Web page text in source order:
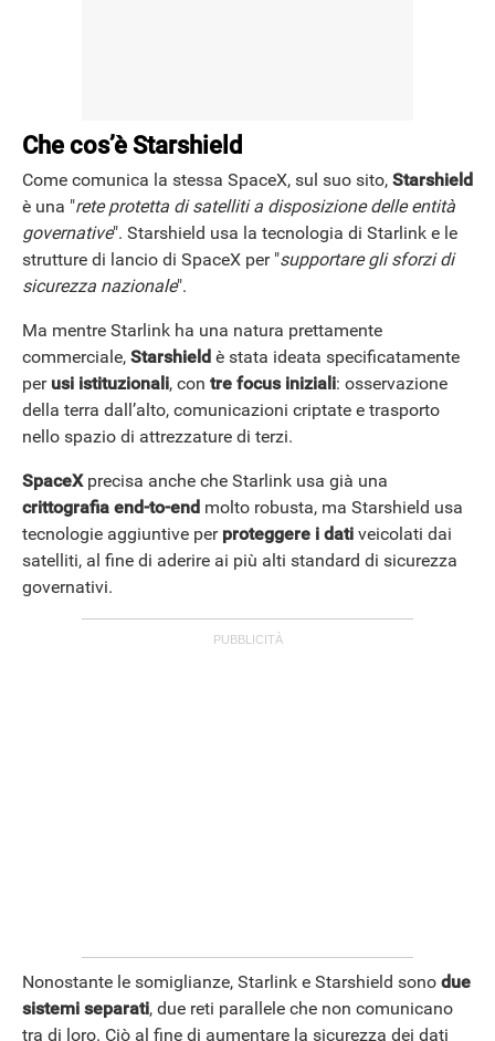
Che cos’è Starshield
Come comunica la stessa SpaceX, sul suo sito, Starshield
è una "rete protetta di satelliti a disposizione delle entità
governative". Starshield usa la tecnologia di Starlink e le
strutture di lancio di SpaceX per "supportare gli sforzi di
sicurezza nazionale".
Ma mentre Starlink ha una natura prettamente
commerciale, Starshield è stata ideata specificatamente
per usi istituzionali, con tre focus iniziali: osservazione
della terra dall’alto, comunicazioni criptate e trasporto
nello spazio di attrezzature di terzi.
SpaceXprecisa anche che Starlink usa già una
crittografia end-to-end molto robusta, ma Starshield usa
tecnologie aggiuntive per proteggere i dati veicolati dai
satelliti, al fine di aderire ai più alti standard di sicurezza
governativi.
Nonostante le somiglianze, Starlink e Starshield sono due
sistemi separati, due reti parallele che non comunicano
tra di loro. Ciò al fine di aumentare la sicurezza dei dati